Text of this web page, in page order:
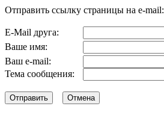
Отправить ссылку страницы на e-mail:
E-Mail друга:
Ваше имя:
Ваш e-mail:
Тема сообщения: